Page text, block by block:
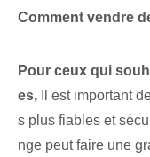
Comment vendre
Pour ceux qui
es, Il est important
s plus fiables et
nge peut faire une